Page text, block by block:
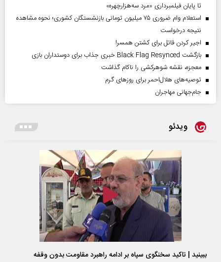
تا پایان فیلمبرداری «مرد سه‌هزارچهره»
استعلام وام ضروری ۷۵ میلیون تومانی بازنشستگان کشوری؛ نحوه مشاهده
نتیجه درخواست
اجیر کردن قاتل برای کشتن همسر!
بازگشت Black Flag Resynced خبری جذاب برای دوستداران بازی
معجزه، نقشه شوهرکشی را ناکام گذاشت
توصیه‌های هلال‌احمر برای روز‌های گرم
جام‌جهانی مهاجران
ویدئو
ببینید | تاکید سخنگوی سپاه بر ادامه راهبرد مقاومت بدون وقفه